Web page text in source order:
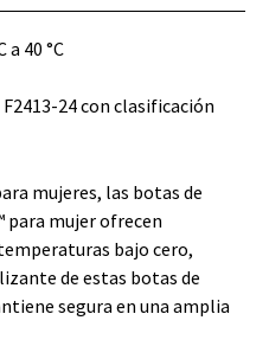
a 40 °C
24 con clasificación
mujeres, las botas de
para mujer ofrecen
bajo cero,
de estas botas de
segura en una amplia